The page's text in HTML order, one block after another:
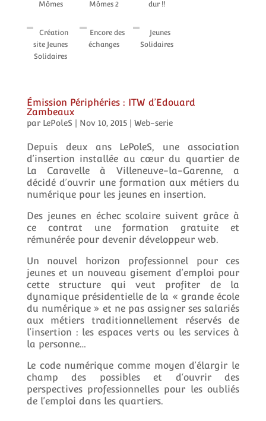
Mômes
Mômes 2
dur !!
Création
site Jeunes
Solidaires
Encore des
échanges
Jeunes
Solidaires
Émission Périphéries : ITW d’Edouard
Zambeaux
par LePoleS Nov 10, 2015| Web-serie
Depuis deux ans LePoleS, une association
d’insertion installée au cœur du quartier de
La Caravelle à Villeneuve-la-Garenne, a
décidé d’ouvrir une formation aux métiers du
numérique pour les jeunes en insertion.
Des jeunes en échec scolaire suivent grâce à
ce contrat une formation gratuite et
rémunérée pour devenir développeur web.
Un nouvel horizon professionnel pour ces
jeunes et un nouveau gisement d’emploi pour
cette structure qui veut profiter de la
dynamique présidentielle de la « grande école
du numérique » et ne pas assigner ses salariés
aux métiers traditionnellement réservés de
l’insertion : les espaces verts ou les services à
la personne…
Le code numérique comme moyen d’élargir le
champ des possibles et d‘ouvrir des
perspectives professionnelles pour les oubliés
de l’emploi dans les quartiers.